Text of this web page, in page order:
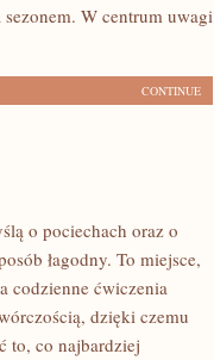
W centrum uwagi
CONTINUE
o pociechach oraz o
łagodny. To miejsce,
codzienne ćwiczenia
dzięki czemu
to, co najbardziej